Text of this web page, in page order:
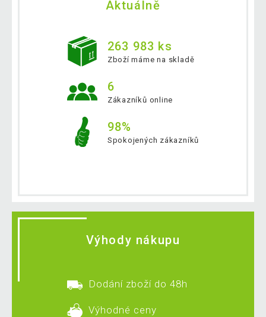
Aktuálně
263 983 ks
Zboží máme na skladě
6
Zákazníků online
98%
Spokojených zákazníků
Výhody nákupu
Dodání zboží do 48h
Výhodné ceny